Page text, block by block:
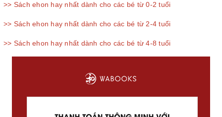
>> Sách ehon hay nhất dành cho các bé từ 0-2 tuổi
>> Sách ehon hay nhất dành cho các bé từ 2-4 tuổi
>> Sách ehon hay nhất dành cho các bé từ 4-8 tuổi